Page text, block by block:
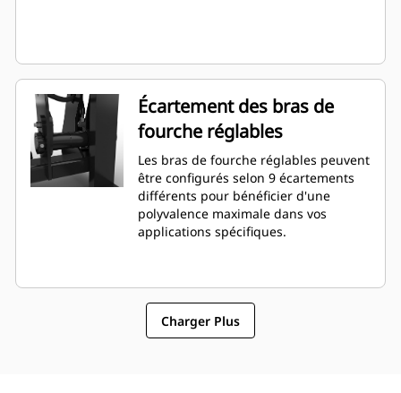
Écartement des bras de
fourche réglables
Les bras de fourche réglables peuvent
être configurés selon 9 écartements
différents pour bénéficier d'une
polyvalence maximale dans vos
applications spécifiques.
Charger Plus